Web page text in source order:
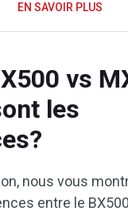
EN SAVOIR PLUS
vs
les
nous vous
entre le